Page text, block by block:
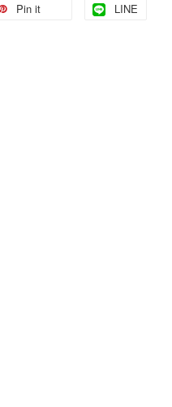
Pin it LINE